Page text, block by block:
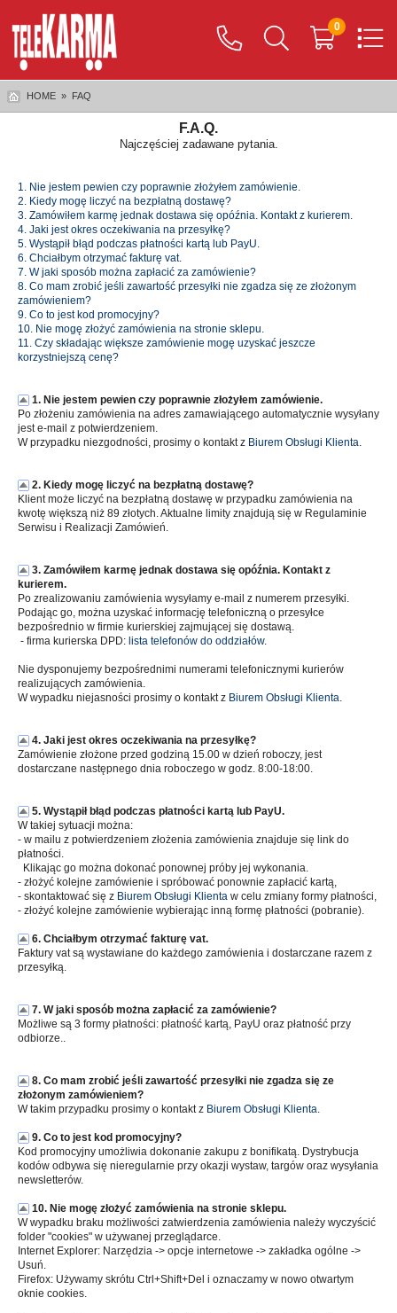
0
HOME » FAQ
F.A.Q.
Najczęściej zadawane pytania.
1. Nie jestem pewien czy poprawnie złożyłem zamówienie.
2. Kiedy mogę liczyć na bezpłatną dostawę?
3. Zamówiłem karmę jednak dostawa się opóźnia. Kontakt z kurierem.
4. Jaki jest okres oczekiwania na przesyłkę?
5. Wystąpił błąd podczas płatności kartą lub PayU.
6. Chciałbym otrzymać fakturę vat.
7. W jaki sposób można zapłacić za zamówienie?
8. Co mam zrobić jeśli zawartość przesyłki nie zgadza się ze złożonym
zamówieniem?
9. Co to jest kod promocyjny?
10. Nie mogę złożyć zamówienia na stronie sklepu.
11. Czy składając większe zamówienie mogę uzyskać jeszcze
korzystniejszą cenę?
1. Nie jestem pewien czy poprawnie złożyłem zamówienie.
Po złożeniu zamówienia na adres zamawiającego automatycznie wysyłany
jest e-mail z potwierdzeniem.
W przypadku niezgodności, prosimy o kontakt z Biurem Obsługi Klienta.
2. Kiedy mogę liczyć na bezpłatną dostawę?
Klient może liczyć na bezpłatną dostawę w przypadku zamówienia na
kwotę większą niż 89 złotych. Aktualne limity znajdują się w Regulaminie
Serwisu i Realizacji Zamówień.
3. Zamówiłem karmę jednak dostawa się opóźnia. Kontakt z
kurierem.
Po zrealizowaniu zamówienia wysyłamy e-mail z numerem przesyłki.
Podając go, można uzyskać informację telefoniczną o przesyłce
bezpośrednio w firmie kurierskiej zajmującej się dostawą.
- firma kurierska DPD: lista telefonów do oddziałów.
Nie dysponujemy bezpośrednimi numerami telefonicznymi kurierów
realizujących zamówienia.
W wypadku niejasności prosimy o kontakt z Biurem Obsługi Klienta.
4. Jaki jest okres oczekiwania na przesyłkę?
Zamówienie złożone przed godziną 15.00 w dzień roboczy, jest
dostarczane następnego dnia roboczego w godz. 8:00-18:00.
5. Wystąpił błąd podczas płatności kartą lub PayU.
W takiej sytuacji można:
- w mailu z potwierdzeniem złożenia zamówienia znajduje się link do
płatności.
Klikając go można dokonać ponownej próby jej wykonania.
- złożyć kolejne zamówienie i spróbować ponownie zapłacić kartą,
- skontaktować się z Biurem Obsługi Klienta w celu zmiany formy płatności,
- złożyć kolejne zamówienie wybierając inną formę płatności (pobranie).
6. Chciałbym otrzymać fakturę vat.
Faktury vat są wystawiane do każdego zamówienia i dostarczane razem z
przesyłką.
7. W jaki sposób można zapłacić za zamówienie?
Możliwe są 3 formy płatności: płatność kartą, PayU oraz płatność przy
odbiorze..
8. Co mam zrobić jeśli zawartość przesyłki nie zgadza się ze
złożonym zamówieniem?
W takim przypadku prosimy o kontakt z Biurem Obsługi Klienta.
9. Co to jest kod promocyjny?
Kod promocyjny umożliwia dokonanie zakupu z bonifikatą. Dystrybucja
kodów odbywa się nieregularnie przy okazji wystaw, targów oraz wysyłania
newsletterów.
10. Nie mogę złożyć zamówienia na stronie sklepu.
W wypadku braku możliwości zatwierdzenia zamówienia należy wyczyścić
folder "cookies" w używanej przeglądarce.
Internet Explorer: Narzędzia -> opcje internetowe -> zakładka ogólne ->
Usuń.
Firefox: Używamy skrótu Ctrl+Shift+Del i oznaczamy w nowo otwartym
oknie cookies.